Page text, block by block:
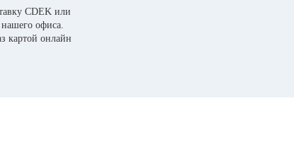
CDEK или
офиса.
картой онлайн